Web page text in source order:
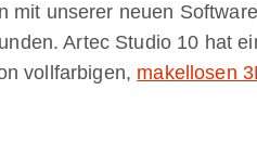
mit unserer neuen
Artec Studio 10 hat
vollfarbigen, makellosen